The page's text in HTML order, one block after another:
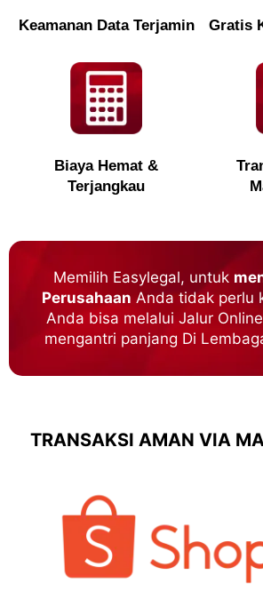
Keamanan Data Terjamin Gratis
Biaya Hemat &
Terjangkau
Memilih Easylegal, untuk
PerusahaanAnda tidak perlu
Anda bisa melalui Jalur
mengantri panjang Di
TRANSAKSI AMAN VIA